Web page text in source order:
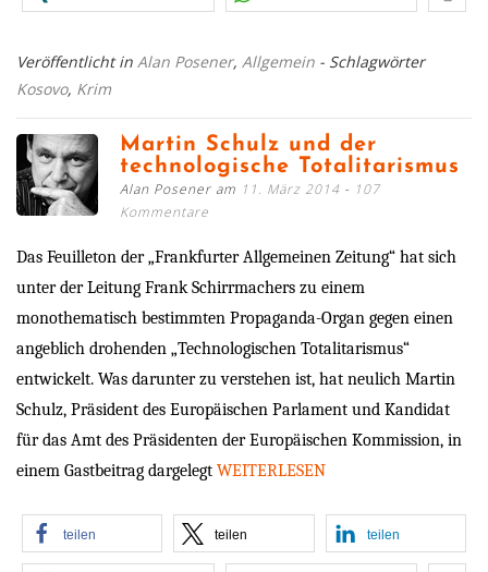
Veröffentlicht in Alan Posener, Allgemein - Schlagwörter
Kosovo, Krim
Martin Schulz und der
technologische Totalitarismus
Alan Posener am 11. März 2014
107
Kommentare
Das Feuilleton der „Frankfurter Allgemeinen Zeitung“ hat sich
unter der Leitung Frank Schirrmachers zu einem
monothematisch bestimmten Propaganda-Organ gegen einen
angeblich drohenden „Technologischen Totalitarismus“
entwickelt. Was darunter zu verstehen ist, hat neulich Martin
Schulz, Präsident des Europäischen Parlament und Kandidat
für das Amt des Präsidenten der Europäischen Kommission, in
einem Gastbeitrag dargelegt WEITERLESEN
teilen teilen teilen